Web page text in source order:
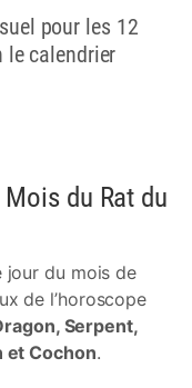
pour les 12
le calendrier
du Rat du
jour du mois de
de l’horoscope
Serpent,
et Cochon.